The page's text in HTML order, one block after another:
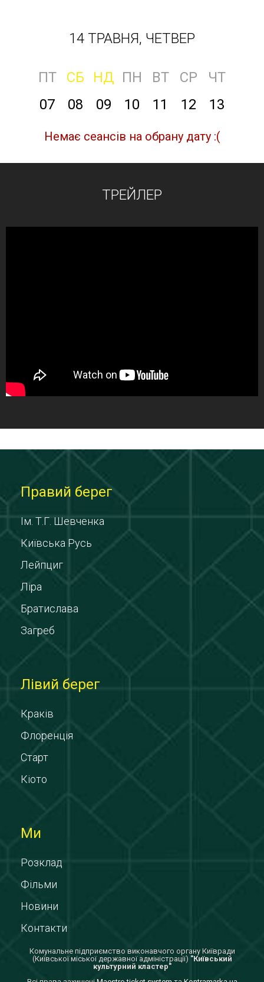
14 ТРАВНЯ, ЧЕТВЕР
ПТ СБ НД ПН ВТ СР
ЧТ
07
08 09 10 11 12 13
Немає сеансів на обрану дату :(
ТРЕЙЛЕР
Правий берег
Ім. Т.Г. Шевченка
Київська Русь
Лейпциг
Ліра
Братислава
Загреб
Лівий берег
Краків
Флоренція
Старт
Кіото
Ми
Розклад
Фільми
Новини
Контакти
Комунальне підприємство виконавчого органу Київради
(Київської міської державної адміністрації) "Київський
культурний кластер"